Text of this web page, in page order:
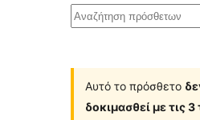
Αναζήτηση
Αυτό το πρόσθετο
δοκιμασθεί με τις 3